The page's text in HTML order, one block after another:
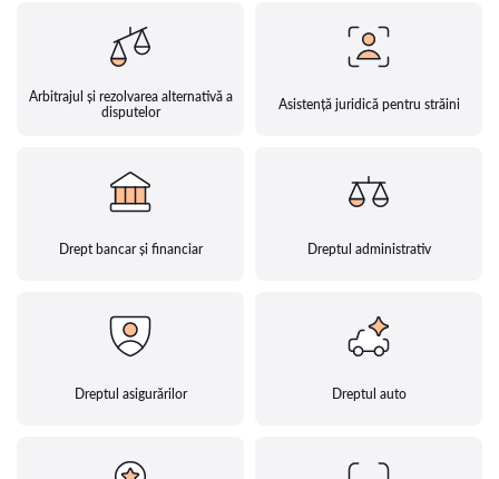
Arbitrajul și rezolvarea alternativă a
disputelor
Asistență juridică pentru străini
Drept bancar și financiar Dreptul administrativ
Dreptul asigurărilor Dreptul auto